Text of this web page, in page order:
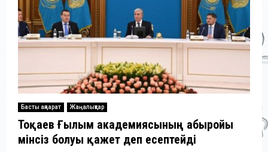
Басты ақпарат Жаңалықтар
Тоқаев Ғылым академиясының абыройы
мінсіз болуы қажет деп есептейді